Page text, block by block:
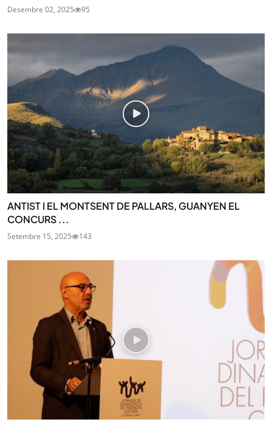
Desembre 02, 2025 95
ANTIST I EL MONTSENT DE PALLARS, GUANYEN EL
CONCURS ...
Setembre 15, 2025 143